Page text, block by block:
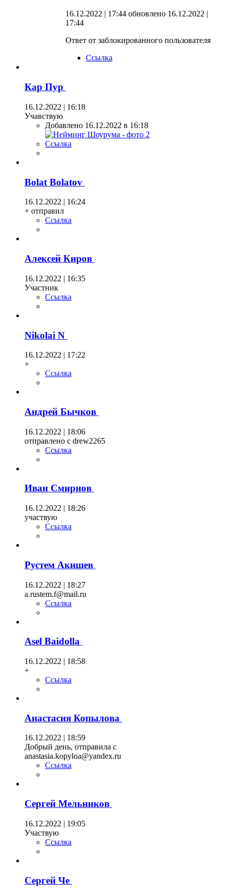
16.12.2022 | 17:44 обновлено 16.12.2022 |
17:44
Ответ от заблокированного пользователя
Ссылка
Кар Пур
16.12.2022 | 16:18
Учавствую
Добавлено 16.12.2022 в 16:18
Ссылка
Bolat Bolatov
16.12.2022 | 16:24
+ отправил
Ссылка
Алексей Киров
16.12.2022 | 16:35
Участник
Ссылка
Nikolai N
16.12.2022 | 17:22
+
Ссылка
Андрей Бычков
16.12.2022 | 18:06
отправлено с drew2265
Ссылка
Иван Смирнов
16.12.2022 | 18:26
участвую
Ссылка
Рустем Акишев
16.12.2022 | 18:27
a.rustem.f@mail.ru
Ссылка
Asel Baidolla
16.12.2022 | 18:58
+
Ссылка
Анастасия Копылова
16.12.2022 | 18:59
Добрый день, отправила с
anastasia.kopyloa@yandex.ru
Ссылка
Сергей Мельников
16.12.2022 | 19:05
Участвую
Ссылка
Сергей Че